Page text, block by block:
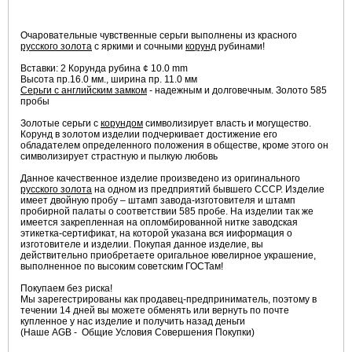
Очаровательные чувственные серьги выполнены из красного
русского золота с яркими и сочными корунд рубинами!
Вставки: 2 Корунда рубина ¢ 10.0 mm
Высота пр.16.0 мм., ширина пр. 11.0 мм
Серьги с английским замком - надежным и долговечным. Золото 585
пробы
Золотые серьги с корундом символизирует власть и могущество.
Корунд в золотом изделии подчеркивает достижение его
обладателем определенного положения в обществе, кроме этого он
символизирует страстную и пылкую любовь
Данное качественное изделие произведено из оригинального
русского золота на одном из предприятий бывшего СССР. Изделие
имеет двойную пробу – штамп завода-изготовителя и штамп
пробирной палаты о соответствии 585 пробе. На изделии так же
имеется закрепленная на опломбированной нитке заводская
этикетка-сертификат, на которой указана вся ииформация о
изготовителе и изделии. Покупая данное изделие, вы
действительно приобретаете оригальное ювелирное украшение,
выполненное по высоким советским ГОСТам!
Покупаем без риска!
Мы зарегестрированы как продавец-предприниматель, поэтому в
течении 14 дней вы можете обменять или вернуть по почте
купленное у нас изделие и получить назад деньги
(Наше AGB - Общие Условия Совершения Покупки)